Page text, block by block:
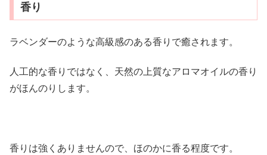
香り
ラベンダーのような高級感のある香りで癒されます。
人工的な香りではなく、天然の上質なアロマオイルの香り
がほんのりします。
香りは強くありませんので、ほのかに香る程度です。